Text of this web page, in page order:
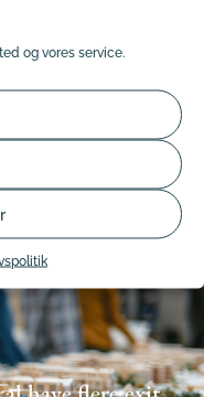
og vores service.